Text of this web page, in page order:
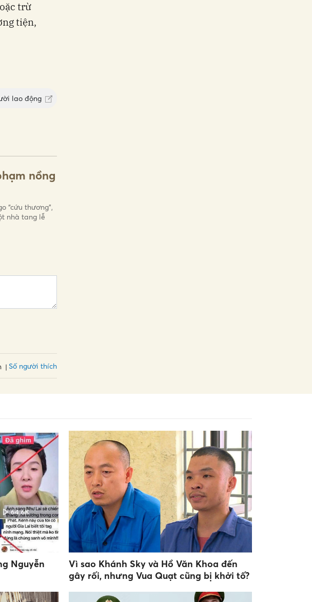
trừ
tiện,
lao động
nồng
“cứu thương”,
nhà tang lễ
Số người thích
Nguyễn
Vì sao Khánh Sky và Hồ Văn Khoa đến
gây rối, nhưng Vua Quạt cũng bị khởi tố?